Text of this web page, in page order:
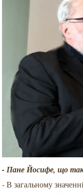
- Пане Йосифе, що
- В загальному